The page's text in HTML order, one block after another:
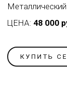
ЦЕНА: 48 000
КУПИТЬ